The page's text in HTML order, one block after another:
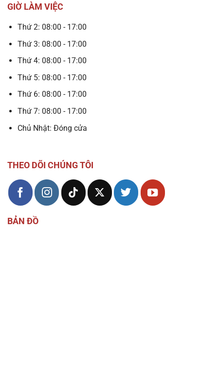
GIỜ LÀM VIỆC
Thứ 2: 08:00 - 17:00
Thứ 3: 08:00 - 17:00
Thứ 4: 08:00 - 17:00
Thứ 5: 08:00 - 17:00
Thứ 6: 08:00 - 17:00
Thứ 7: 08:00 - 17:00
Chủ Nhật: Đóng cửa
THEO DÕI CHÚNG TÔI
BẢN ĐỒ